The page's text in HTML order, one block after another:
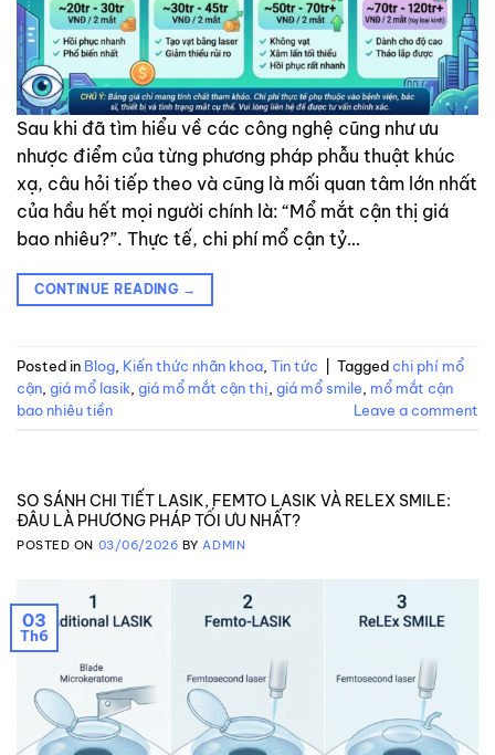
Sau khi đã tìm hiểu về các công nghệ cũng như ưu
nhược điểm của từng phương pháp phẫu thuật khúc
xạ, câu hỏi tiếp theo và cũng là mối quan tâm lớn nhất
của hầu hết mọi người chính là: “Mổ mắt cận thị giá
bao nhiêu?”. Thực tế, chi phí mổ cận tỷ…
CONTINUE READING →
Posted in Blog Kiến thức nhãn khoa Tin tức Taggedchi phí mổ
cận giá mổ lasik giá mổ mắt cận thị giá mổ smile mổ mắt cận
bao nhiêu tiền
Leave a comment
SO SÁNH CHI TIẾT LASIK, FEMTO LASIK VÀ RELEX SMILE:
ĐÂU LÀ PHƯƠNG PHÁP TỐI ƯU NHẤT?
POSTED ON 03/06/2026 BYADMIN
03
Th6